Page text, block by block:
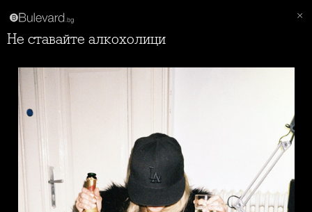
Не ставайте алкохолици